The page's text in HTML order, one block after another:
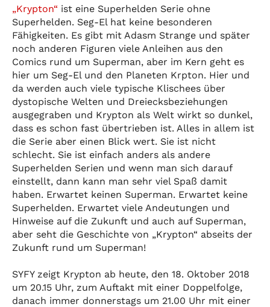
„Krypton“ ist eine Superhelden Serie ohne
Superhelden. Seg-El hat keine besonderen
Fähigkeiten. Es gibt mit Adasm Strange und später
noch anderen Figuren viele Anleihen aus den
Comics rund um Superman, aber im Kern geht es
hier um Seg-El und den Planeten Krpton. Hier und
da werden auch viele typische Klischees über
dystopische Welten und Dreiecksbeziehungen
ausgegraben und Krypton als Welt wirkt so dunkel,
dass es schon fast übertrieben ist. Alles in allem ist
die Serie aber einen Blick wert. Sie ist nicht
schlecht. Sie ist einfach anders als andere
Superhelden Serien und wenn man sich darauf
einstellt, dann kann man sehr viel Spaß damit
haben. Erwartet keinen Superman. Erwartet keine
Superhelden. Erwartet viele Andeutungen und
Hinweise auf die Zukunft und auch auf Superman,
aber seht die Geschichte von „Krypton“ abseits der
Zukunft rund um Superman!
SYFY zeigt Krypton ab heute, den 18. Oktober 2018
um 20.15 Uhr, zum Auftakt mit einer Doppelfolge,
danach immer donnerstags um 21.00 Uhr mit einer